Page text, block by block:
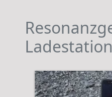
Ladestation